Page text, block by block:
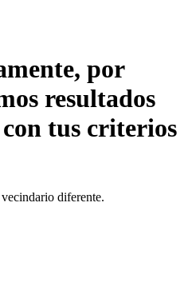
por
resultados
tus criterios
diferente.